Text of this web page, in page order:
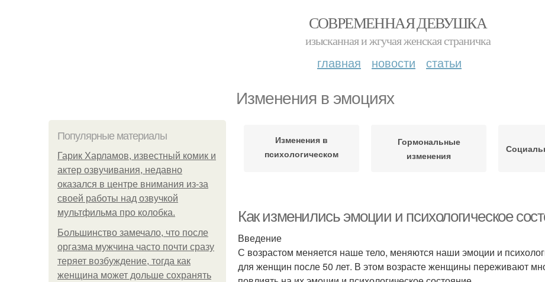
СОВРЕМЕННАЯ ДЕВУШКА
изысканная и жгучая женская страничка
главная новости статьи
Изменения в эмоциях
Популярные материалы
Гарик Харламов, известный комик и
актер озвучивания, недавно
оказался в центре внимания из-за
своей работы над озвучкой
мультфильма про колобка.
Большинство замечало, что после
оргазма мужчина часто почти сразу
теряет возбуждение, тогда как
женщина может дольше сохранять
Изменения в
психологическом
Гормональные
изменения
Как изменились эмоции и психологическое
Введение
С возрастом меняется наше тело, меняются наши эмоции и
для женщин после 50 лет. В этом возрасте женщины переживают